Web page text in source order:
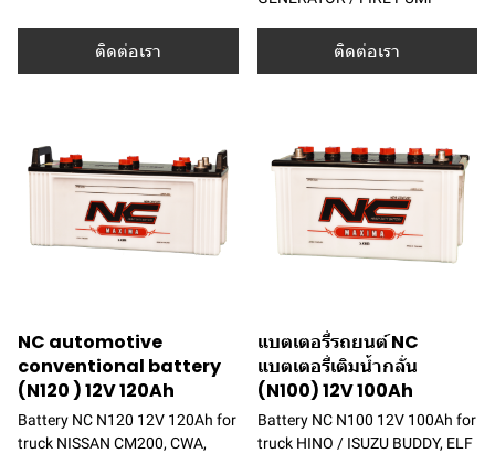
ติดต่อเรา ติดต่อเรา
NC automotive
conventional battery
(N120 ) 12V 120Ah
Battery NC N120 12V 120Ah for
truck NISSAN CM200, CWA,
แบตเตอรี่รถยนต์ NC
แบตเตอรี่เติมน้ำกลั่น
(N100) 12V 100Ah
Battery NC N100 12V 100Ah for
truck HINO / ISUZU BUDDY, ELF